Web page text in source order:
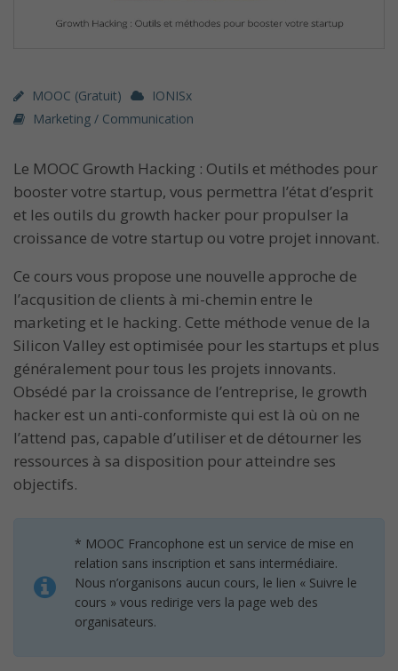
MOOC (gratuit)
IONISx
Marketing / Communication
Le MOOC Growth Hacking : Outils et méthodes pour
booster votre startup, vous permettra l’état d’esprit
et les outils du growth hacker pour propulser la
croissance de votre startup ou votre projet innovant.
Ce cours vous propose une nouvelle approche de
l’acqusition de clients à mi-chemin entre le
marketing et le hacking. Cette méthode venue de la
Silicon Valley est optimisée pour les startups et plus
généralement pour tous les projets innovants.
Obsédé par la croissance de l’entreprise, le growth
hacker est un anti-conformiste qui est là où on ne
l’attend pas, capable d’utiliser et de détourner les
ressources à sa disposition pour atteindre ses
objectifs.
* MOOC Francophone est un service de mise en
relation sans inscription et sans intermédiaire.
Nous n’organisons aucun cours, le lien « Suivre le
cours » vous redirige vers la page web des
organisateurs.